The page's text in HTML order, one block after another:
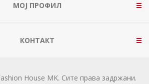
МОЈ ПРОФИЛ
КОНТАКТ
House MK. Сите права задржани.